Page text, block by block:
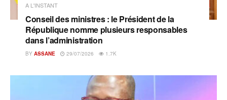
A L'INSTANT
Conseil des ministres : le Président de la
République nomme plusieurs responsables
dans l’administration
BY ASSANE 29/07/2026 1.7K